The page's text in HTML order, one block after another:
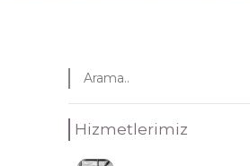
Hizmetlerimiz